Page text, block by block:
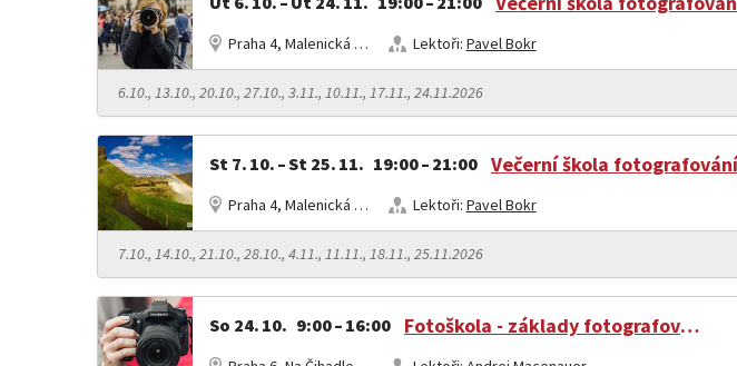
Praha 4, Malenická 1791 Lektoři: Pavel Bokr
6.10., 13.10., 20.10., 27.10., 3.11., 10.11., 17.11., 24.11.2026
St 7. 10. – St 25. 11. 19:00 – 21:00
Praha 4, Malenická 1791 Lektoři: Pavel Bokr
7.10., 14.10., 21.10., 28.10., 4.11., 11.11., 18.11., 25.11.2026
So 24. 10. 9:00 – 16:00 Fotoškola - základy fotografování pro každého